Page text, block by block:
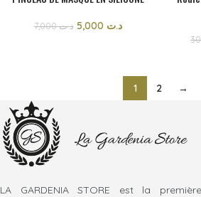
د.ت7,000 د.ت
1 2 →
LA GARDENIA STORE est la